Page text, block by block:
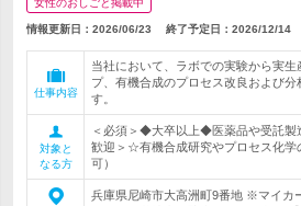
女性のおしごと掲載中
情報更新日：2026/06/23 終了予定日： 2026/12/14
仕事内容
当社において、ラボでの実験から実生
プ、有機合成のプロセス改良および分
す。
対象と
なる方
＜必須＞◆大卒以上◆医薬品や受託製
歓迎＞☆有機合成研究やプロセス化学
可）
兵庫県尼崎市大高洲町9番地 ※マイカ